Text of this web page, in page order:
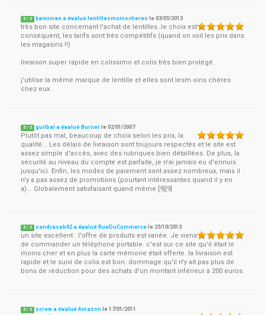
5 / 5 kamiman a évalué lentillesmoinscheres le03/05/2013
très bon site concernant l'achat de lentilles. le choix est
conséquent, les tarifs sont très compétitifs (quand on voit les prix dans
les magasins !!)
livraison super rapide en colissimo et colis très bien protégé.
j'utilise la même marque de lentille et elles sont lesm oins chères
chez eux.
5 / 5 guilbal a évalué Burner le02/01/2007
Plutôt pas mal, beaucoup de choix selon les prix, la
qualité... Les délais de livraison sont toujours respectés et le site est
assez simple d'accès, avec des rubriques bien détaillées. De plus, la
sécurité au niveau du compte est parfaite, je n'ai jamais eu d'ennuis
jusqu'ici. Enfin, les modes de paiement sont assez nombreux, mais il
n'y a pas assez de promotions (pourtant intéressantes quand il y en
a)... Globalement satisfaisant quand même.[9][9]
5 / 5 sandraseb42 a évalué RueDuCommerce le 25/10/2013
un site excellent : l'offre de produits est variée. Je viens
de commander un téléphone portable. c'est sur ce site qu'il était le
moins cher et en plus la carte mémoire était offerte. la livraison est
rapide et le suivi de colis est bon. dommage qu'il n'y ait pas plus de
bons de réduction pour des achats d'un montant inférieur à 200 euros.
5 / 5 zcrew a évalué Amazon le17/01/2011